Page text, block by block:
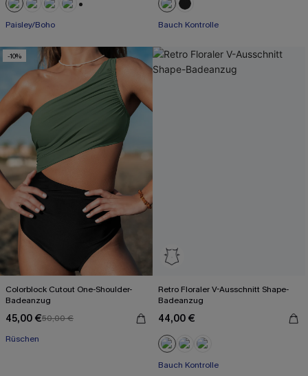
Paisley/Boho Bauch Kontrolle
-10%
Colorblock Cutout One-Shoulder-
Badeanzug
45,00 €50,00 €
Rüschen
Retro Floraler V-Ausschnitt Shape-
Badeanzug
44,00 €
Bauch Kontrolle